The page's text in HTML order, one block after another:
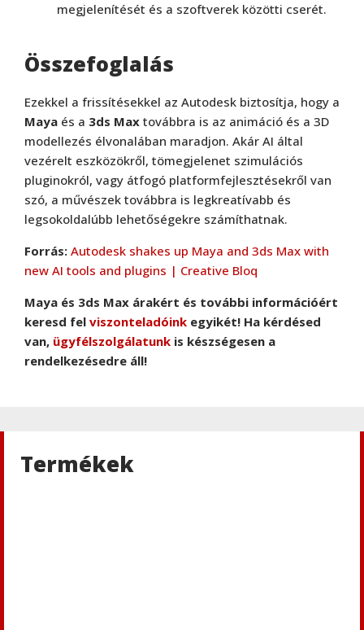
megjelenítését és a szoftverek közötti cserét.
Összefoglalás
Ezekkel a frissítésekkel az Autodesk biztosítja, hogy a
Maya és a 3ds Max továbbra is az animáció és a 3D
modellezés élvonalában maradjon. Akár AI által
vezérelt eszközökről, tömegjelenet szimulációs
pluginokról, vagy átfogó platformfejlesztésekről van
szó, a művészek továbbra is legkreatívabb és
legsokoldalúbb lehetőségekre számíthatnak.
Forrás: Autodesk shakes up Maya and 3ds Max with
new AI tools and plugins | Creative Bloq
Maya és 3ds Max árakért és további információért
keresd fel viszonteladóink egyikét! Ha kérdésed
van, ügyfélszolgálatunk is készségesen a
rendelkezésedre áll!
Termékek